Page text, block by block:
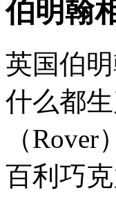
伯明翰
英国伯
什么都
（
百利巧